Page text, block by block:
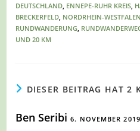
DEUTSCHLAND, ENNEPE-RUHR KREIS,
BRECKERFELD, NORDRHEIN-
RUNDWANDERUNG,
UND 20 KM
DIESER BEITRAG HAT 2
Ben Seribi6. NOVEMBER 2019